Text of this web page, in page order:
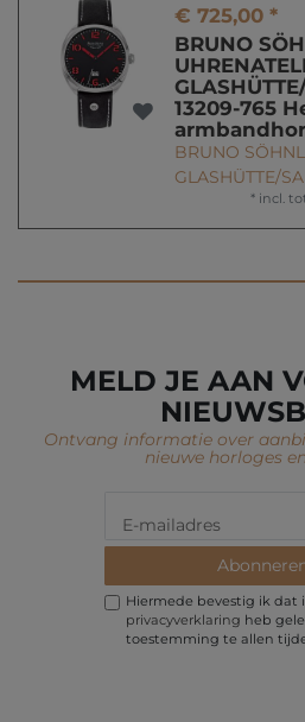
€ 725,00 *
BRUNO
13209-765
BRUNO
GLASHÜTTE/SA
* incl.
MELD JE AAN
Ontvang informatie over
nieuwe horloges
Hiermede bevestig ik dat
privacy­verklaring heb
toestemming te allen